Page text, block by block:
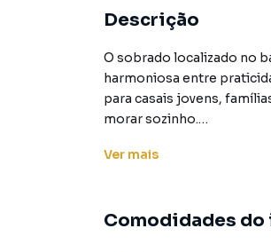
Descrição
O sobrado localizado no
harmoniosa entre
para casais jovens,
morar sozinho.
Ao adentrar, você é
Ver mais
Comodidades do